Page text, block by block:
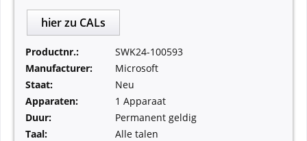
hier zu CALs
Productnr.:
SWK24-100593
Manufacturer:
Microsoft
Staat:
Neu
Apparaten:
1 Apparaat
Duur:
Permanent geldig
Taal:
Alle talen